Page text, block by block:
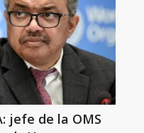
jefe de la OMS